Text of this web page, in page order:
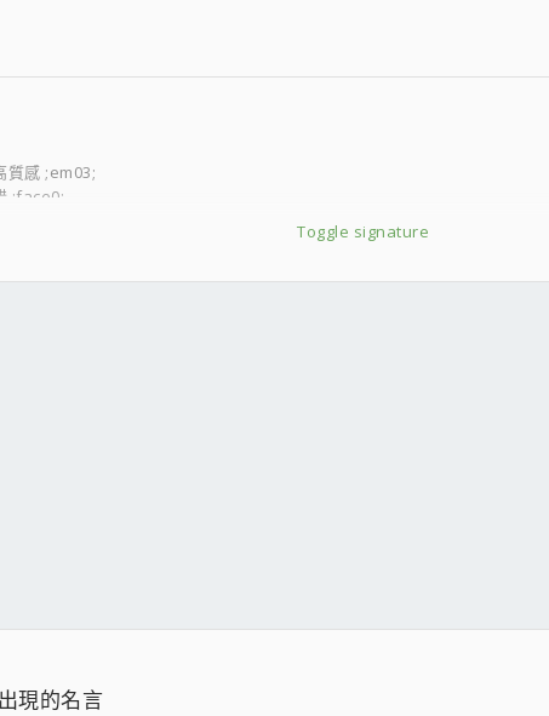
Toggle signature
質感 ;em03;
;face0;
現的名言